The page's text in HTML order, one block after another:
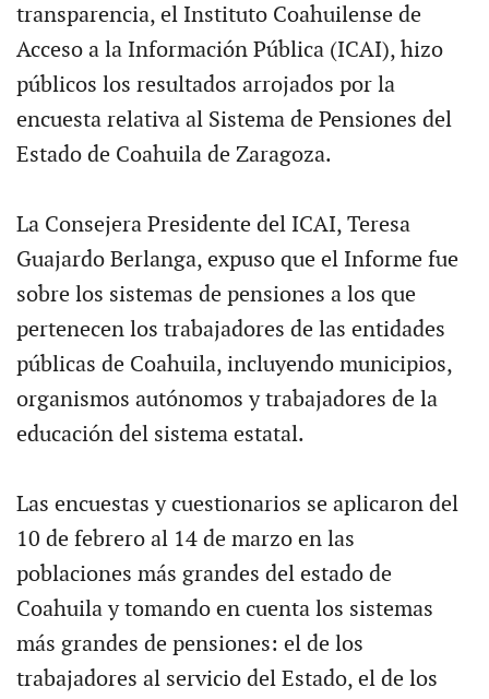
transparencia, el Instituto Coahuilense de
Acceso a la Información Pública (ICAI), hizo
públicos los resultados arrojados por la
encuesta relativa al Sistema de Pensiones del
Estado de Coahuila de Zaragoza.
La Consejera Presidente del ICAI, Teresa
Guajardo Berlanga, expuso que el Informe fue
sobre los sistemas de pensiones a los que
pertenecen los trabajadores de las entidades
públicas de Coahuila, incluyendo municipios,
organismos autónomos y trabajadores de la
educación del sistema estatal.
Las encuestas y cuestionarios se aplicaron del
10 de febrero al 14 de marzo en las
poblaciones más grandes del estado de
Coahuila y tomando en cuenta los sistemas
más grandes de pensiones: el de los
trabajadores al servicio del Estado, el de los